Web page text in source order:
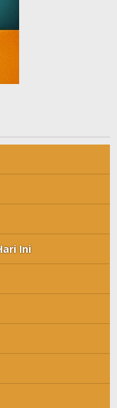
Ini